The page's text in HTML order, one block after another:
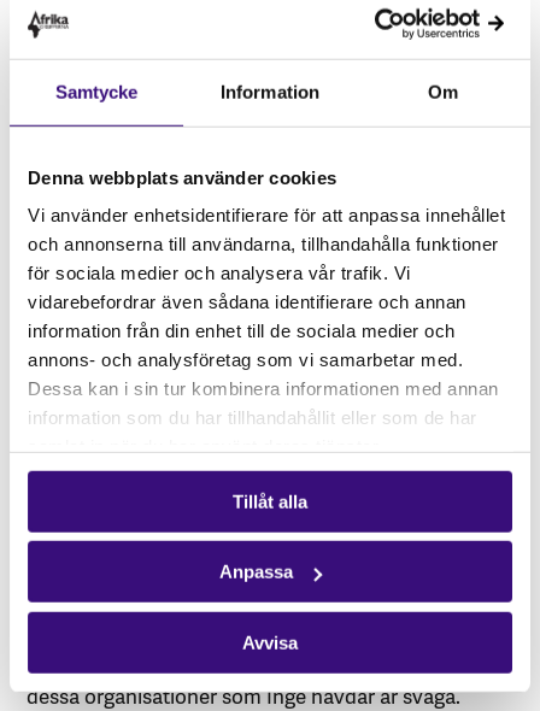
Samtycke Information Om
Denna webbplats använder cookies
Vi använder enhetsidentifierare för att anpassa innehållet
och annonserna till användarna, tillhandahålla funktioner
för sociala medier och analysera vår trafik. Vi
vidarebefordrar även sådana identifierare och annan
information från din enhet till de sociala medier och
annons- och analysföretag som vi samarbetar med.
Dessa kan i sin tur kombinera informationen med annan
information som du har tillhandahållit eller som de har
Tillåt alla
Anpassa
Avvisa
Cecilia från vår partnerorganisation RWA
Afrika, men inte för att vi inte kan producera, utan
för att det inte finns en rättvis fördelning av välfärd
och tillgångar”. Och är det produktiviteten som ska
diskuteras behöver vi som Cecilia säger även
diskutera tillgänglighet, fördelning och konsumtion
som alla tre behöver vara hållbara så att de gagnar
bönder och lokala samhällen.
Vidare skriver Inge att ”Böndernas egna
organisationer är fortfarande svaga och har svårt att
få gehör hos sina regeringar”. Just därför driver vi
Fröaktionen
tillsammans med våra
partnerorganisationer UNAC och Rural Women´s
Assembly (RWA), som arbetar aktivt och gör skillnad
på gräsrotsnivå. UNAC, är en nationell
bondeorganisation i Mocambique med över 200 000
medlemmar spridda över landet som bidrar till små
och stora skillnader för småskaliga bönder. Genom
att styra om allt svenskt jordbruksbistånd till att
stötta småskaliga hållbara jordbruk stöttar vi även
dessa organisationer som Inge hävdar är svaga.